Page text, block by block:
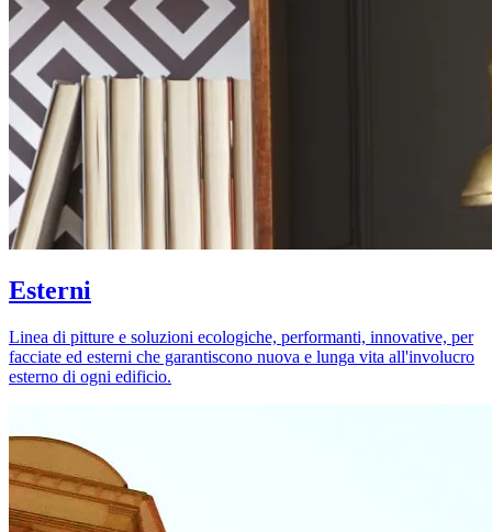
Esterni
Linea di pitture e soluzioni ecologiche, performanti, innovative, per
facciate ed esterni che garantiscono nuova e lunga vita all'involucro
esterno di ogni edificio.